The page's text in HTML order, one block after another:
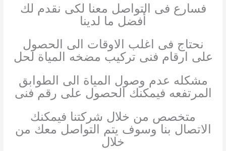
فسارع فى التواصل معنا لكى نقدم لك
أفضل ما لدينا
نحتاج فى اغلب الاوقات الى الحصول
على ارقام فنى تركيب مضخه المياة لحل
مشكله عدم وصول المياة الى الطوابق
المرتفعه فيمكنك الحصول على رقم فنى
متخصص من خلال شركتنا فيمكنك
الاتصال بنا وسوف يتم التواصل معك من
خلال